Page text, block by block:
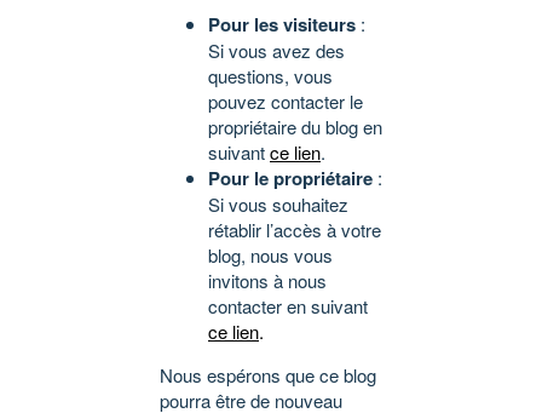
Pour les visiteurs :
Si vous avez des
questions, vous
pouvez contacter le
propriétaire du blog en
suivantce lien.
Pour le propriétaire :
Si vous souhaitez
rétablir l’accès à votre
blog, nous vous
invitons à nous
contacter en suivant
ce lien.
Nous espérons que ce blog
pourra être de nouveau